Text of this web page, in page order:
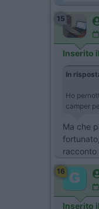
15
Inserito il
In
Ho
camper
Ma che
racconto
16
Inserito il